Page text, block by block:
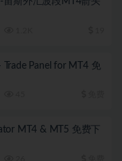
Trade Panel for MT4 免
MT4 & MT5 免费下